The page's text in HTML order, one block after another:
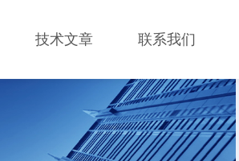
技术文章 联系我们